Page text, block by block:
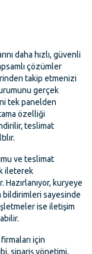
daha hızlı, güvenli
çözümler
takip etmenizi
gerçek
tek panelden
özelliği
teslimat
ve teslimat
ileterek
kuryeye
bildirimleri sayesinde
ise iletişim
için
sipariş yönetimi,